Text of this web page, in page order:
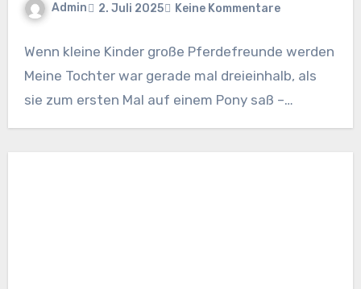
Admin 2. Juli 2025 Keine Kommentare
Wenn kleine Kinder große Pferdefreunde werden
Meine Tochter war gerade mal dreieinhalb, als
sie zum ersten Mal auf einem Pony saß –…